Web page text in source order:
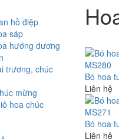
Bó hoa
Liên hệ
Bó hoa
Liên hệ
hồ điệp
sáp
hướng dương
trương, chúc
mừng
hoa chúc